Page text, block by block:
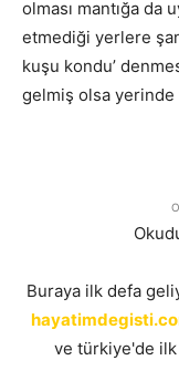
olması mantığa da
etmediği yerlere
kuşu kondu’
gelmiş olsa yerinde
Buraya ilk defa
ve türkiye'de ilk